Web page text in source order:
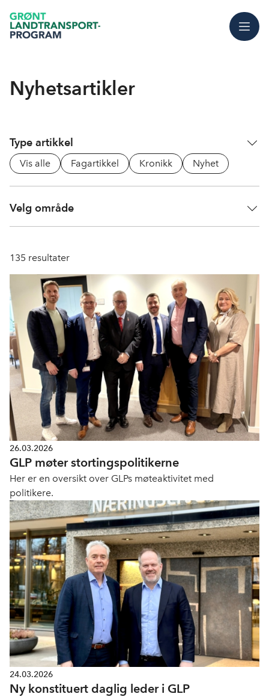
Meny
Nyhetsartikler
Type artikkel
Vis alle Fagartikkel Kronikk Nyhet
Velg område
135 resultater
26.03.2026
GLP møter stortingspolitikerne
Her er en oversikt over GLPs møteaktivitet med
politikere.
24.03.2026
Ny konstituert daglig leder i GLP